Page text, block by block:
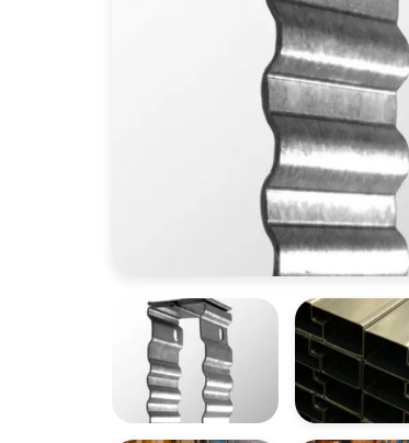
OUVREZ LA GALERIE IMAGES